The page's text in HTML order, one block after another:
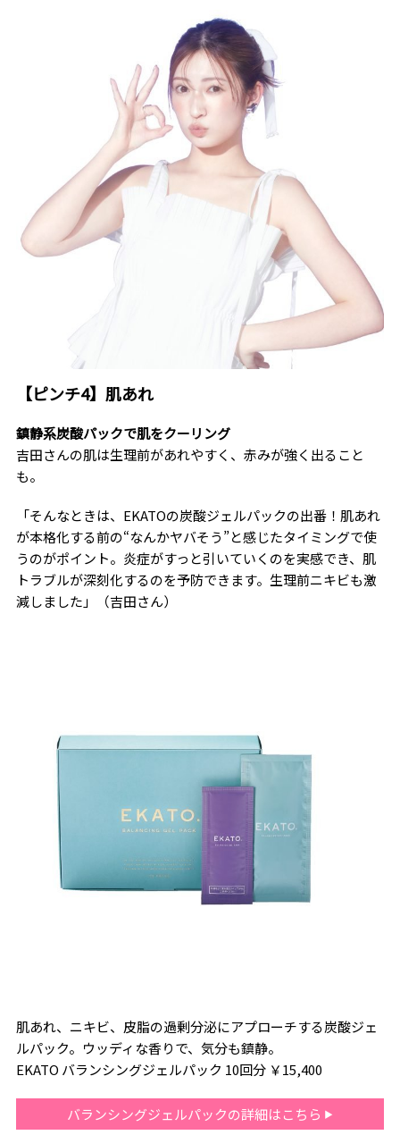
【ピンチ4】肌あれ
鎮静系炭酸パックで肌をクーリング
吉田さんの肌は生理前があれやすく、赤みが強く出ること
も。
「そんなときは、EKATOの炭酸ジェルパックの出番！肌あれ
が本格化する前の“なんかヤバそう”と感じたタイミングで使
うのがポイント。炎症がすっと引いていくのを実感でき、肌
トラブルが深刻化するのを予防できます。生理前ニキビも激
減しました」（吉田さん）
肌あれ、ニキビ、皮脂の過剰分泌にアプローチする炭酸ジェ
ルパック。ウッディな香りで、気分も鎮静。
EKATO バランシングジェルパック 10回分 ￥15,400
バランシングジェルパックの詳細はこちら